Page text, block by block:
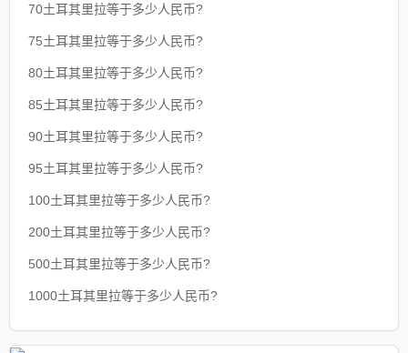
70土耳其里拉等于多少人民币?
75土耳其里拉等于多少人民币?
80土耳其里拉等于多少人民币?
85土耳其里拉等于多少人民币?
90土耳其里拉等于多少人民币?
95土耳其里拉等于多少人民币?
100土耳其里拉等于多少人民币?
200土耳其里拉等于多少人民币?
500土耳其里拉等于多少人民币?
1000土耳其里拉等于多少人民币?